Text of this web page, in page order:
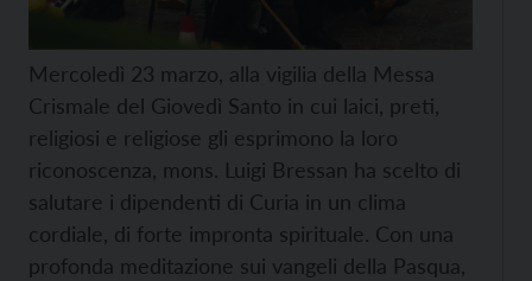
Mercoledì 23 marzo, alla vigilia della Messa
Crismale del Giovedì Santo in cui laici, preti,
religiosi e religiose gli esprimono la loro
riconoscenza, mons. Luigi Bressan ha scelto di
salutare i dipendenti di Curia in un clima
cordiale, di forte impronta spirituale. Con una
profonda meditazione sui vangeli della Pasqua,